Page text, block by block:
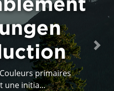
des séances de
/ Coule...
Next